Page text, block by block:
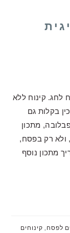
לחג. קינוח ללא
בקלות גם
מתכון
ולא רק בפסח,
מתכון נוסף
לפסח , קינוחים